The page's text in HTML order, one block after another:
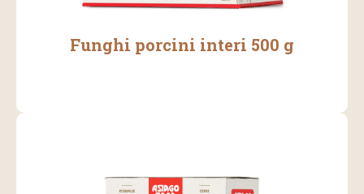
Funghi porcini interi 500 g